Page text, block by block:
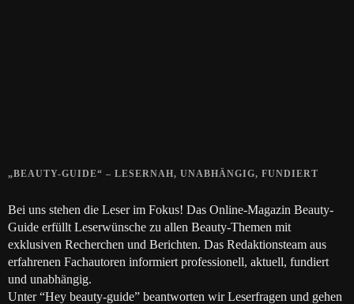
„BEAUTY-GUIDE“ – LESERNAH, UNABHÄNGIG, FUNDIERT
Bei uns stehen die Leser im Fokus! Das Online-Magazin Beauty-
Guide erfüllt Leserwünsche zu allen Beauty-Themen mit
exklusiven Recherchen und Berichten. Das Redaktionsteam aus
erfahrenen Fachautoren informiert professionell, aktuell, fundiert
und unabhängig.
Unter “Hey beauty-guide” beantworten wir Leserfragen und gehen